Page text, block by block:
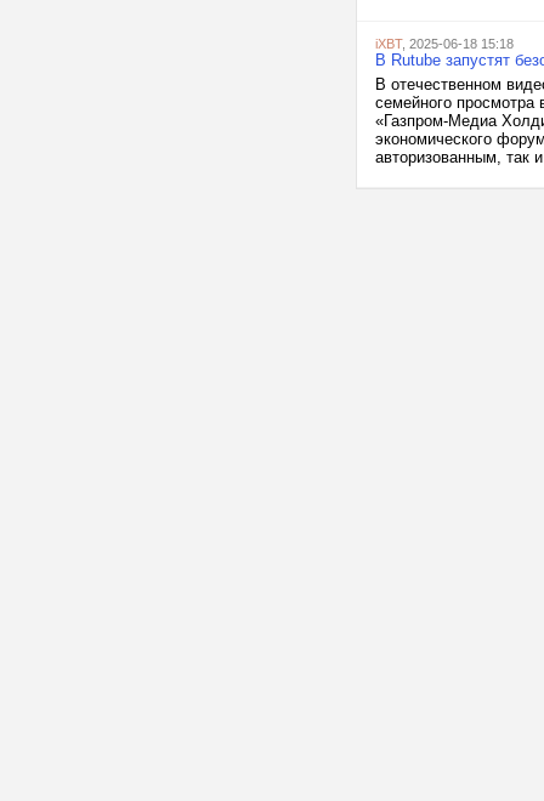
iXBT, 2025-06-18 15:18
В Rutube запустят
В отечественном
семейного просмотра
«Газпром-Медиа
экономического
авторизованным, так